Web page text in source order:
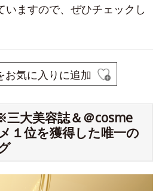
いますので、ぜひチェックし
お気に入りに追加
大美容誌＆＠cosme
１位を獲得した唯一の